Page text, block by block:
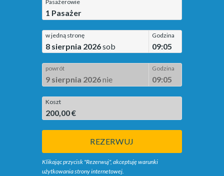
Pasażerowie
1 Pasażer
w jedną stronę
8 sierpnia 2026sob
Godzina
09:05
powrót
9 sierpnia 2026nie
Godzina
09:05
Koszt
200,00 €
REZERWUJ
Klikając przycisk "Rezerwuj", akceptuję warunki
użytkowania strony internetowej.